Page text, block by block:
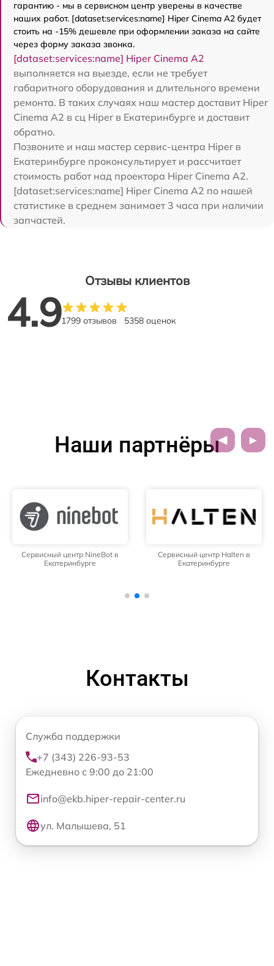
гарантию - мы в сервисном центр уверены в качестве
наших работ. [dataset:services:name] Hiper Cinema A2 будет
стоить на -15% дешевле при оформлении заказа на сайте
через форму заказа звонка.
[dataset:services:name] Hiper Cinema A2
выполняется на выезде, если не требует
габаритного оборудования и длительного времени
ремонта. В таких случаях наш мастер доставит Hiper
Cinema A2 в сц Hiper в Екатеринбурге и доставит
обратно.
Позвоните и наш мастер сервис-центра Hiper в
Екатеринбурге проконсультирует и рассчитает
стоимость работ над проектора Hiper Cinema A2.
[dataset:services:name] Hiper Cinema A2 по нашей
статистике в среднем занимает 3 часа при наличии
запчастей.
Отзывы клиентов
4.91799 отзывов 5358 оценок
Наши партнёры
Сервисный центр NineBot в
Екатеринбурге
Сервисный центр Halten в
Екатеринбурге
Контакты
Служба поддержки
+7 (343) 226-93-53
Ежедневно с 9:00 до 21:00
info@ekb.hiper-repair-center.ru
ул. Малышева, 51